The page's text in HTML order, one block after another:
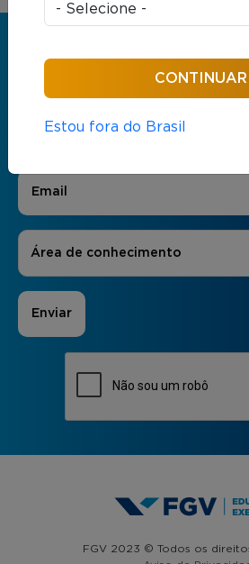
Receba informações
E-mail*
Áreas de Interesse
Área de conhecimento
FGV 2023 © Todos os
Estou fora do Brasil